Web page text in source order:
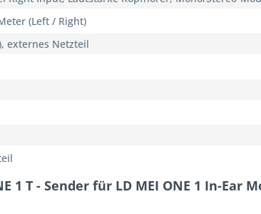
(Left / Right)
externes Netzteil
1 T - Sender für LD MEI ONE 1 In-Ear